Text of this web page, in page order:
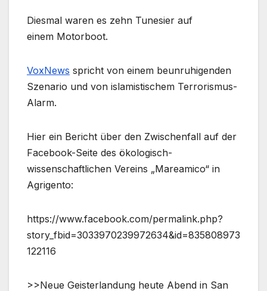
Diesmal waren es zehn Tunesier auf
einem Motorboot.
VoxNews spricht von einem beunruhigenden
Szenario und von islamistischem Terrorismus-
Alarm.
Hier ein Bericht über den Zwischenfall auf der
Facebook-Seite des ökologisch-
wissenschaftlichen Vereins „Mareamico“ in
Agrigento:
https://www.facebook.com/permalink.php?
story_fbid=3033970239972634&id=835808973
122116
>>Neue Geisterlandung heute Abend in San